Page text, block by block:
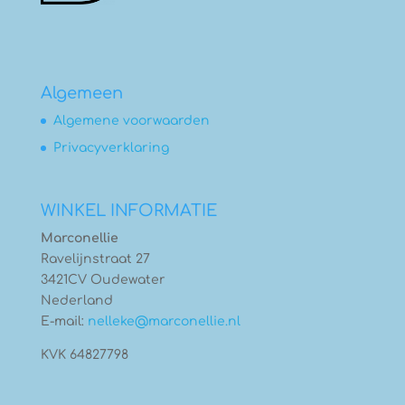
Algemeen
Algemene voorwaarden
Privacyverklaring
WINKEL INFORMATIE
Marconellie
Ravelijnstraat 27
3421CV Oudewater
Nederland
E-mail: nelleke@marconellie.nl
KVK 64827798